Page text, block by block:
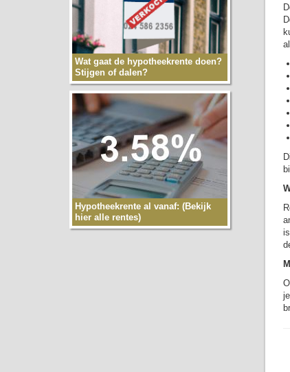
Wat gaat de hypotheekrente doen?
Stijgen of dalen?
Hypotheekrente al vanaf: (Bekijk
hier alle rentes)